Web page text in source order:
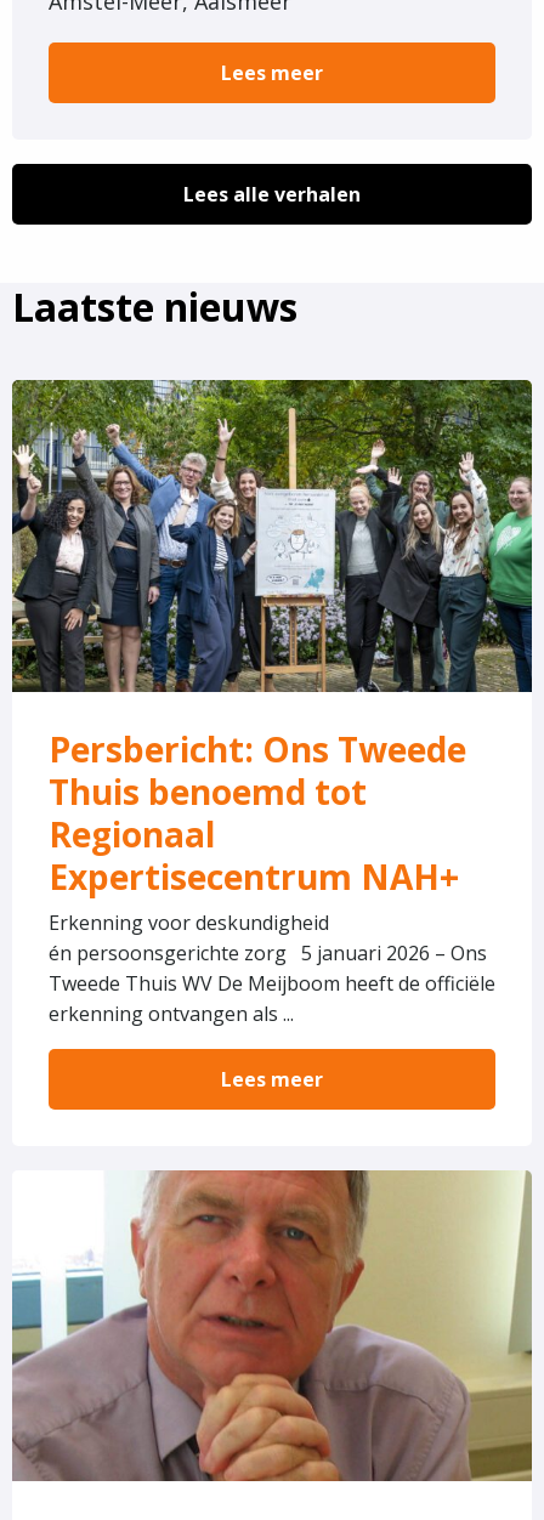
Lees meer
Lees alle verhalen
Laatste nieuws
Persbericht: Ons Tweede
Thuis benoemd tot
Regionaal
Expertisecentrum NAH+
Erkenning voor deskundigheid
én persoonsgerichte zorg 5 januari 2026 – Ons
Tweede Thuis WV De Meijboom heeft de officiële
erkenning ontvangen als ...
Lees meer
Lees
meer
over
Persbericht:
Ons
Tweede
Thuis
benoemd
tot
Regionaal
NAH+
In
memoriam
Ad
van
Leeuwen